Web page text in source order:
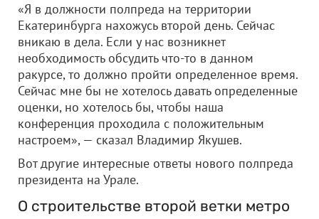
«Я в должности полпреда на территории
Екатеринбурга нахожусь второй день. Сейчас
вникаю в дела. Если у нас возникнет
необходимость обсудить что-то в данном
ракурсе, то должно пройти определенное время.
Сейчас мне бы не хотелось давать определенные
оценки, но хотелось бы, чтобы наша
конференция проходила с положительным
настроем», — сказал Владимир Якушев.
Вот другие интересные ответы нового полпреда
президента на Урале.
О строительстве второй ветки метро